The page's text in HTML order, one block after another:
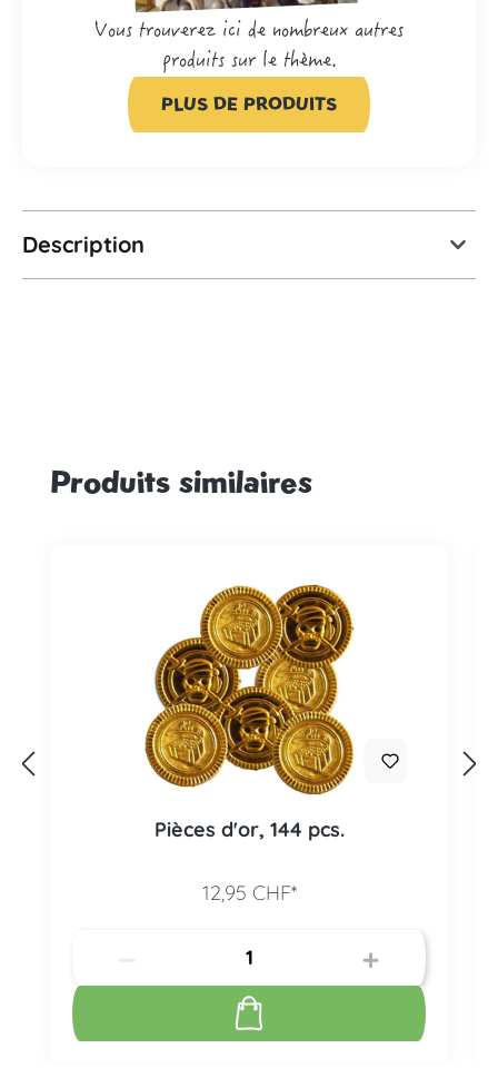
Vous trouverez ici de nombreux autres
produits sur le thème.
PLUS DE PRODUITS
Description
Ignorer la galerie de produits
Produits similaires
Pièces d'or, 144 pcs.
12,95 CHF*